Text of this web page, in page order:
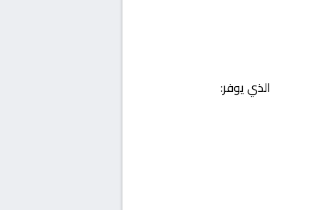
الذي يوفر: